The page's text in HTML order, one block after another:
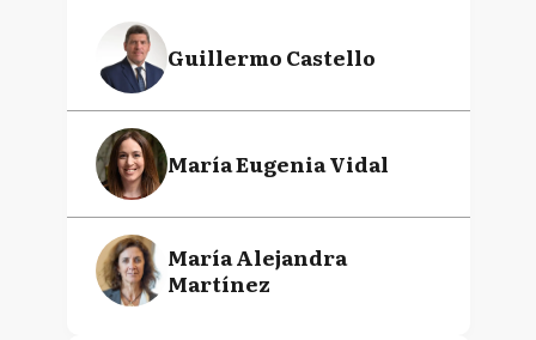
Guillermo Castello
María Eugenia Vidal
María Alejandra
Martínez